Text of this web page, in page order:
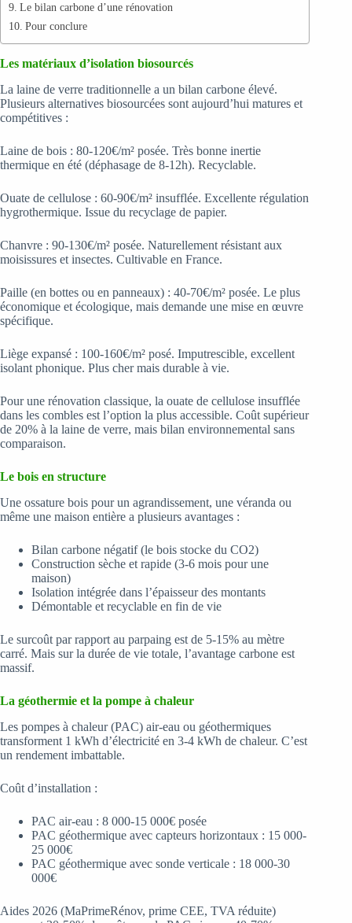
Le bilan carbone d’une rénovation
Pour conclure
Les matériaux d’isolation biosourcés
La laine de verre traditionnelle a un bilan carbone élevé.
Plusieurs alternatives biosourcées sont aujourd’hui matures et
compétitives :
Laine de bois : 80-120€/m² posée. Très bonne inertie
thermique en été (déphasage de 8-12h). Recyclable.
Ouate de cellulose : 60-90€/m² insufflée. Excellente régulation
hygrothermique. Issue du recyclage de papier.
Chanvre : 90-130€/m² posée. Naturellement résistant aux
moisissures et insectes. Cultivable en France.
Paille (en bottes ou en panneaux) : 40-70€/m² posée. Le plus
économique et écologique, mais demande une mise en œuvre
spécifique.
Liège expansé : 100-160€/m² posé. Imputrescible, excellent
isolant phonique. Plus cher mais durable à vie.
Pour une rénovation classique, la ouate de cellulose insufflée
dans les combles est l’option la plus accessible. Coût supérieur
de 20% à la laine de verre, mais bilan environnemental sans
comparaison.
Le bois en structure
Une ossature bois pour un agrandissement, une véranda ou
même une maison entière a plusieurs avantages :
Bilan carbone négatif (le bois stocke du CO2)
Construction sèche et rapide (3-6 mois pour une
maison)
Isolation intégrée dans l’épaisseur des montants
Démontable et recyclable en fin de vie
Le surcoût par rapport au parpaing est de 5-15% au mètre
carré. Mais sur la durée de vie totale, l’avantage carbone est
massif.
La géothermie et la pompe à chaleur
Les pompes à chaleur (PAC) air-eau ou géothermiques
transforment 1 kWh d’électricité en 3-4 kWh de chaleur. C’est
un rendement imbattable.
Coût d’installation :
PAC air-eau : 8 000-15 000€ posée
PAC géothermique avec capteurs horizontaux : 15 000-
25 000€
PAC géothermique avec sonde verticale : 18 000-30
000€
Aides 2026 (MaPrimeRénov, prime CEE, TVA réduite)